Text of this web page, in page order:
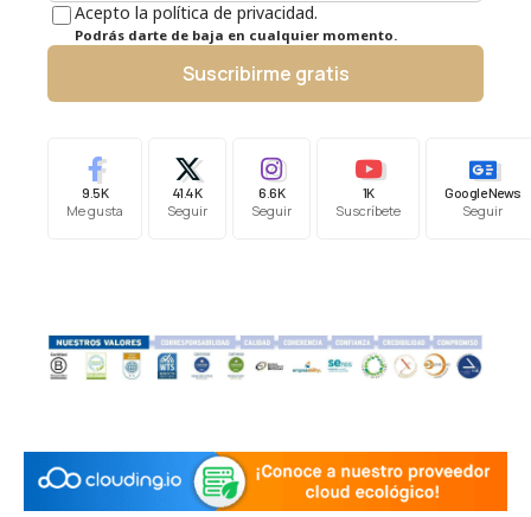
Acepto la política de privacidad.
Podrás darte de baja en cualquier momento.
Suscribirme gratis
9.5K
Me gusta
41.4K
Seguir
6.6K
Seguir
1K
Suscríbete
Google News
Seguir